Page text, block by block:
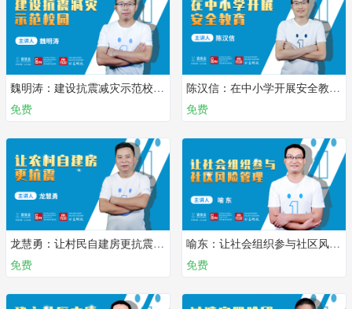
魏明涛：建设抗震减灾示范校园 | 第八课
免费
陈汉信：在中小学开展安全教育 | 第七课
免费
龙慧勇：让村民自建房更抗震 | 第六课
免费
喻东：让社会组织参与社区风险管理 | 第五课
免费